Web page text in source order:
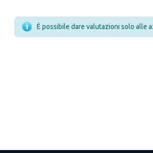
È possibile dare valutazioni solo alle